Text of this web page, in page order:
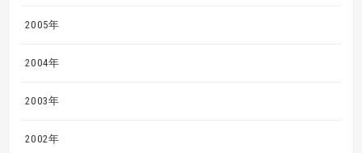
2005年
2004年
2003年
2002年